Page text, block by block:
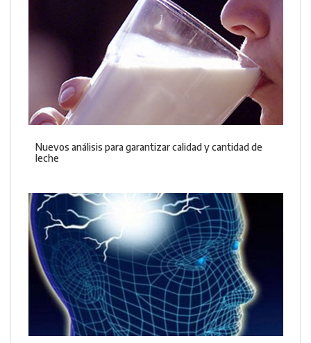
Nuevos análisis para garantizar calidad y cantidad de
leche